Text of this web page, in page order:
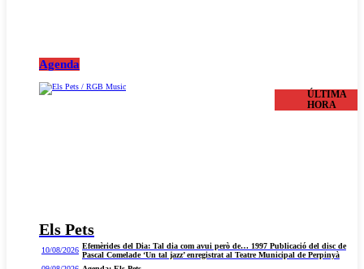
Agenda
Els Pets
ÚLTIMA
HORA
10/08/2026 Efemèrides del Dia: Tal dia com avui però de… 1997 Publicació del disc de
Pascal Comelade ‘Un tal jazz’ enregistrat al Teatre Municipal de Perpinyà